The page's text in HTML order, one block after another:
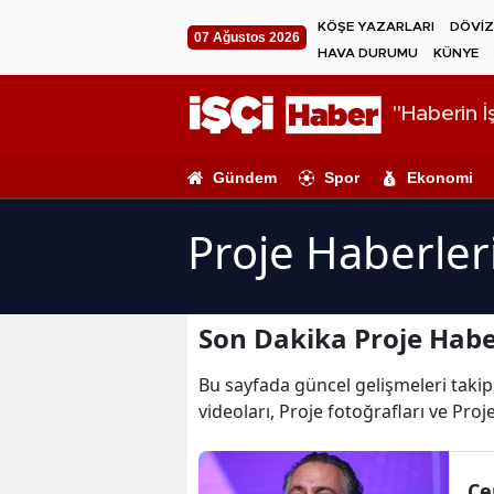
07 Ağustos 2026
KÖŞE YAZARLARI
HAVA DURUMU
KÜNYE
"Haberin
Gündem Spor Ekonomi
Proje
Son Dakika Proje
Bu sayfada güncel gelişmeleri
videoları, Proje fotoğrafları ve